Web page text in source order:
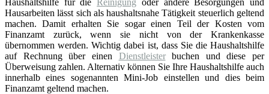
Hausarbeiten lässt sich als haushaltsnahe Tätigkeit steuerlich geltend
machen. Damit erhalten Sie sogar einen Teil der Kosten vom
Finanzamt zurück, wenn sie nicht von der Krankenkasse
übernommen werden. Wichtig dabei ist, dass Sie die Haushaltshilfe
auf Rechnung über einen Dienstleisterbuchen und diese per
Überweisung zahlen. Alternativ können Sie Ihre Haushaltshilfe auch
innerhalb eines sogenannten Mini-Job einstellen und dies beim
Finanzamt geltend machen.